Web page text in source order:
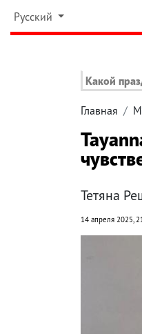
Русский
Какой
Главная
Тетяна
14 апреля 2025,